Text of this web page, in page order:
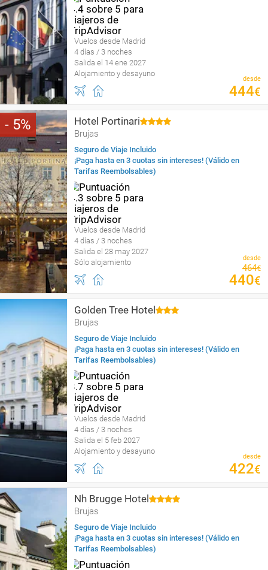
Vuelos desde Madrid
4 días / 3 noches
Salida el 14 ene 2027
Alojamiento y desayuno
desde
444€
5 Hotel Portinari
Brujas
Seguro de Viaje Incluido
¡Paga hasta en 3 cuotas sin intereses! (Válido en
Tarifas Reembolsables)
Vuelos desde Madrid
4 días / 3 noches
Salida el 28 may 2027
Sólo alojamiento
desde
464€
440€
Golden Tree Hotel
Brujas
Seguro de Viaje Incluido
¡Paga hasta en 3 cuotas sin intereses! (Válido en
Tarifas Reembolsables)
Vuelos desde Madrid
4 días / 3 noches
Salida el 5 feb 2027
Alojamiento y desayuno
desde
422€
Nh Brugge Hotel
Brujas
Seguro de Viaje Incluido
¡Paga hasta en 3 cuotas sin intereses! (Válido en
Tarifas Reembolsables)